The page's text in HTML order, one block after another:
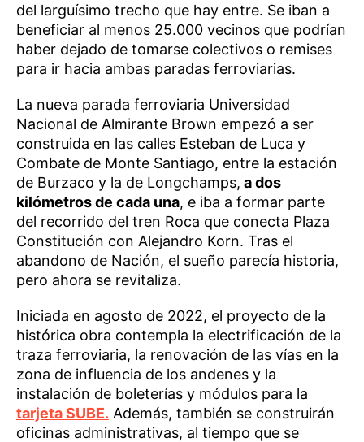
del larguísimo trecho que hay entre. Se iban a
beneficiar al menos 25.000 vecinos que podrían
haber dejado de tomarse colectivos o remises
para ir hacia ambas paradas ferroviarias.
La nueva parada ferroviaria Universidad
Nacional de Almirante Brown empezó a ser
construida en las calles Esteban de Luca y
Combate de Monte Santiago, entre la estación
de Burzaco y la de Longchamps, a dos
kilómetros de cada una, e iba a formar parte
del recorrido del tren Roca que conecta Plaza
Constitución con Alejandro Korn. Tras el
abandono de Nación, el sueño parecía historia,
pero ahora se revitaliza.
Iniciada en agosto de 2022, el proyecto de la
histórica obra contempla la electrificación de la
traza ferroviaria, la renovación de las vías en la
zona de influencia de los andenes y la
instalación de boleterías y módulos para la
tarjeta SUBE. Además, también se construirán
oficinas administrativas, al tiempo que se